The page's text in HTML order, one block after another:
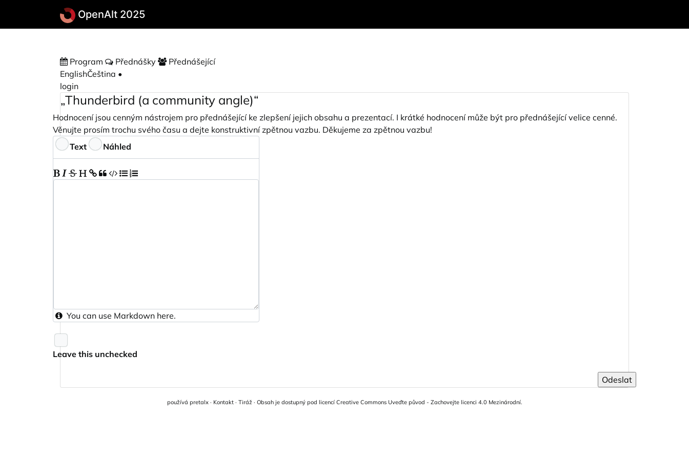
Přeskočit na hlavní obsah
OpenAlt 2025
Program Přednášky
Přednášející
EnglishČeština •
login
„Thunderbird (a community angle)“
Hodnocení jsou cenným nástrojem pro přednášející ke zlepšení jejich obsahu a prezentací. I krátké hodnocení může být pro přednášející velice cenné.
Věnujte prosím trochu svého času a dejte konstruktivní zpětnou vazbu. Děkujeme za zpětnou vazbu!
Zpětná vazba
Text Náhled
You can use Markdown here.
Leave this unchecked
Odeslat
používá pretalx· Kontakt· Tiráž· Obsah je dostupný pod licencí Creative Commons Uveďte původ - Zachovejte licenci 4.0 Mezinárodní.